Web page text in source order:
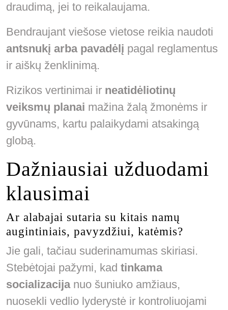
draudimą, jei to reikalaujama.
Bendraujant viešose vietose reikia naudoti
antsnukį arba pavadėlį pagal reglamentus
ir aiškų ženklinimą.
Rizikos vertinimai ir neatidėliotinų
veiksmų planai mažina žalą žmonėms ir
gyvūnams, kartu palaikydami atsakingą
globą.
Dažniausiai užduodami
klausimai
Ar alabajai sutaria su kitais namų
augintiniais, pavyzdžiui, katėmis?
Jie gali, tačiau suderinamumas skiriasi.
Stebėtojai pažymi, kad tinkama
socializacijanuo šuniuko amžiaus,
nuosekli vedlio lyderystė ir kontroliuojami